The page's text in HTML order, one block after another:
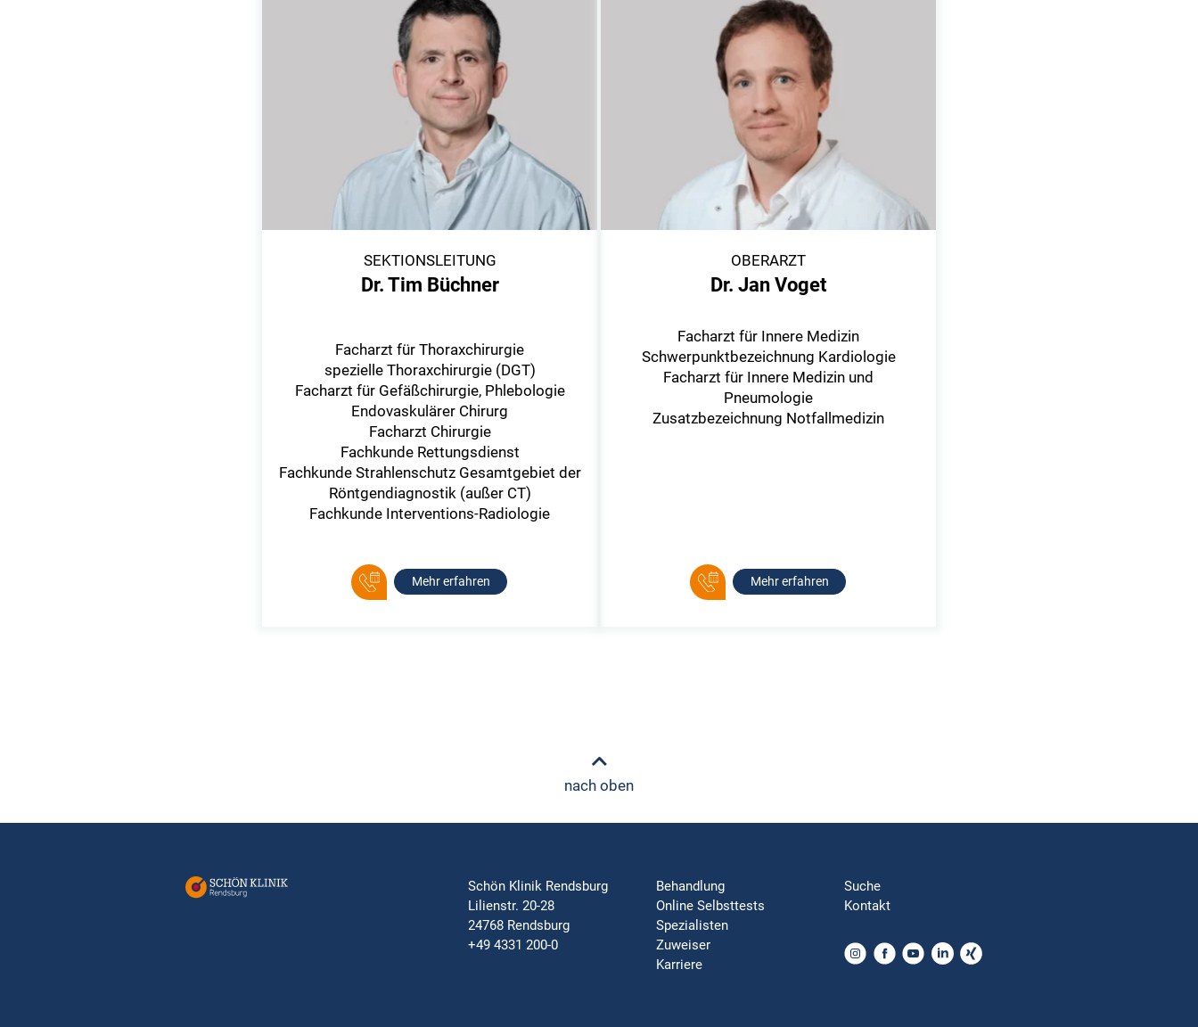
SEKTIONSLEITUNG
Dr. Tim Büchner
Facharzt für Thoraxchirurgie
spezielle Thoraxchirurgie (DGT)
Facharzt für Gefäßchirurgie, Phlebologie
Endovaskulärer Chirurg
Facharzt Chirurgie
Fachkunde Rettungsdienst
Fachkunde Strahlenschutz Gesamtgebiet der
Röntgendiagnostik (außer CT)
Fachkunde Interventions-Radiologie
Mehr erfahren
OBERARZT
Dr. Jan Voget
Facharzt für Innere Medizin
Schwerpunktbezeichnung Kardiologie
Facharzt für Innere Medizin und
Pneumologie
Zusatzbezeichnung Notfallmedizin
Mehr erfahren
nach oben
Schön Klinik Rendsburg
Lilienstr. 20-28
24768 Rendsburg
+49 4331 200-0
Behandlung
Online Selbsttests
Spezialisten
Zuweiser
Karriere
Suche
Kontakt